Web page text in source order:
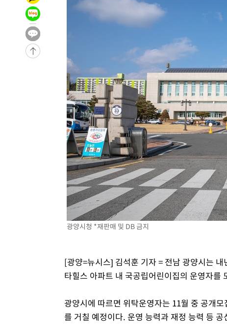
1시간 전 >
손흥민, 5경기 연속골 실패…LAFC는 승부차기 끝 과달라하라 격
3시간 전 >
내일까지 39도 '펄펄'…기상청 "태풍 지나며 폭염 잠시 꺾인다"
-26062초 전 >
'월드컵 탈락 후폭풍' 축구협회…11시간 걸린 초유의 압수수
-25498초 전 >
[속보] 뉴욕증시, 혼조 출발…나스닥 0.3%↓, 다우 0.14%↑
축구협회, 15년 전 심판 성 접대 파문에 "현재는 내부 지침
경찰, '홍명보는 2순위' 결론냈던 스포츠윤리센터도 압수수
[속보]합참 "北 발사체는 단거리탄도미사일…감시·경계태
日방위성, 北이 동해로 쏜 발사체는 탄도미사일 가능성
[속보] SKT, 에이닷 서비스 장애 발생…"원인 파악 중"
[속보]합참 "북, 동해상으로 미상 발사체 발사"
'낮 최고 39도' 불볕더위…한밤 열대야도 계속[내일날씨]
[속보]7~9일 프로야구 3연전도 폭염 취소…11일 재개
"韓 외환시장 개입 관측 배경엔 美의 대한국 무역적자 있어"
'월드컵 탈락 후폭풍' 축구협회…초유의 압수수색에 '충격·
서울 낮 37.9도, 올여름 최고치 경신…영등포 순간 '40도'
[속보]종합특검, 대검 추가 압수수색…내란 중요임무종사 혐
[속보]코스닥, 800p 회복…0.26% 오른 801.67 마감
"여기 떨어졌다"…다누리, 스페이스X 로켓 달 충돌 흔적 포착
손흥민, 5경기 연속골 실패…LAFC는 승부차기 끝 과달라하라
광양시청 *재판매 및 DB 금지
[광양=뉴시스] 김석훈 기자 = 전남 광양시는
타힐스 아파트 내 국공립어린이집의 운영자를
광양시에 따르면 위탁운영자는 11월 중 공개
를 거칠 예정이다. 운영 능력과 재정 능력 등